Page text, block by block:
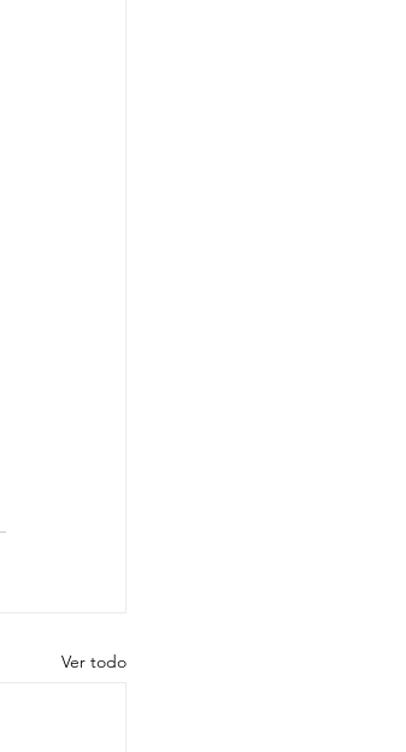
Ver todo